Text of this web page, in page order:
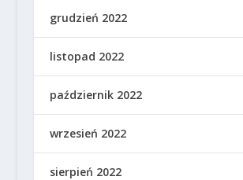
grudzień 2022
listopad 2022
październik 2022
wrzesień 2022
sierpień 2022